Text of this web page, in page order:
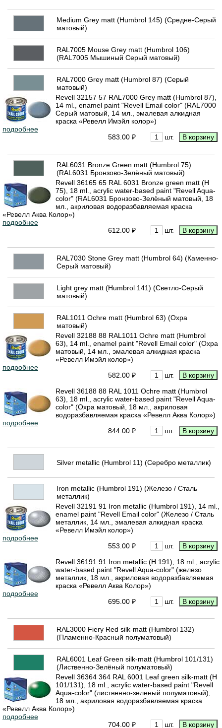
Medium Grey matt (Humbrol 145) (Средне-Серый
матовый)
RAL7005 Mouse Grey matt (Humbrol 106)
(RAL7005 Мышиный Серый матовый)
RAL7000 Grey matt (Humbrol 87) (Серый
матовый)
Revell 32157 57 RAL7000 Grey matt (Humbrol 87),
14 ml., enamel paint "Revell Email color" (RAL7000
Серый матовый, 14 мл., эмалевая алкидная
краска «Ревелл Имэйл колор»)
подробнее
583.00 ₽
шт.
RAL6031 Bronze Green matt (Humbrol 75)
(RAL6031 Бронзово-Зелёный матовый)
Revell 36165 65 RAL 6031 Bronze green matt (H
75), 18 ml., acrylic water-based paint "Revell Aqua-
color" (RAL6031 Бронзово-Зелёный матовый, 18
мл., акриловая водоразбавляемая краска
«Ревелл Аква Колор»)
подробнее
612.00 ₽
шт.
RAL7030 Stone Grey matt (Humbrol 64) (Каменно-
Серый матовый)
Light grey matt (Humbrol 141) (Светло-Серый
матовый)
RAL1011 Ochre matt (Humbrol 63) (Охра
матовый)
Revell 32188 88 RAL1011 Ochre matt (Humbrol
63), 14 ml., enamel paint "Revell Email color" (Охра
матовый, 14 мл., эмалевая алкидная краска
«Ревелл Имэйл колор»)
подробнее
582.00 ₽
шт.
Revell 36188 88 RAL 1011 Ochre matt (Humbrol
63), 18 ml., acrylic water-based paint "Revell Aqua-
color" (Охра матовый, 18 мл., акриловая
водоразбавляемая краска «Ревелл Аква Колор»)
подробнее
844.00 ₽
шт.
Silver metallic (Humbrol 11) (Серебро металлик)
Iron metallic (Humbrol 191) (Железо / Сталь
металлик)
Revell 32191 91 Iron metallic (Humbrol 191), 14 ml.,
enamel paint "Revell Email color" (Железо / Сталь
металлик, 14 мл., эмалевая алкидная краска
«Ревелл Имэйл колор»)
подробнее
553.00 ₽
шт.
Revell 36191 91 Iron metallic (H 191), 18 ml., acrylic
water-based paint "Revell Aqua-color" (железо
металлик, 18 мл., акриловая водоразбавляемая
краска «Ревелл Аква Колор»)
подробнее
695.00 ₽
шт.
RAL3000 Fiery Red silk-matt (Humbrol 132)
(Пламенно-Красный полуматовый)
RAL6001 Leaf Green silk-matt (Humbrol 101/131)
(Лиственно-Зелёный полуматовый)
Revell 36364 364 RAL 6001 Leaf green silk-matt (H
101/131), 18 ml., acrylic water-based paint "Revell
Aqua-color" (лиственно-зеленый полуматовый),
18 мл., акриловая водоразбавляемая краска
«Ревелл Аква Колор»)
подробнее
704.00 ₽
шт.